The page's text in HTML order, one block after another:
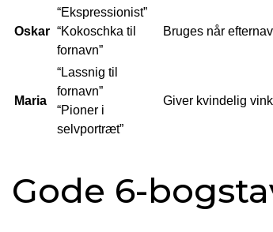
Oskar
“Ekspressionist”
“Kokoschka til
fornavn”
Bruges når
Maria
“Lassnig til
fornavn”
“Pioner i
selvportræt”
Giver kvindelig
Gode 6-